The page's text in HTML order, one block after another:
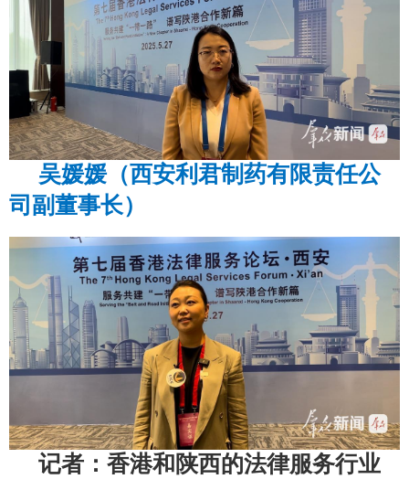
吴媛媛（西安利君制药有限责任公
司副董事长）
记者：香港和陕西的法律服务行业